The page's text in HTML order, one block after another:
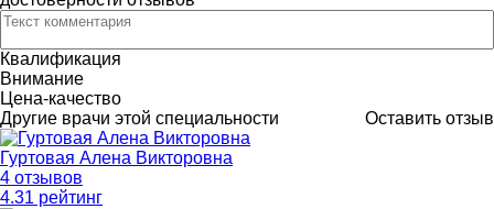
Квалификация
Внимание
Цена-качество
Оставить отзыв
Другие врачи этой специальности
Гуртовая Алена Викторовна
4 отзывов
4.31 рейтинг